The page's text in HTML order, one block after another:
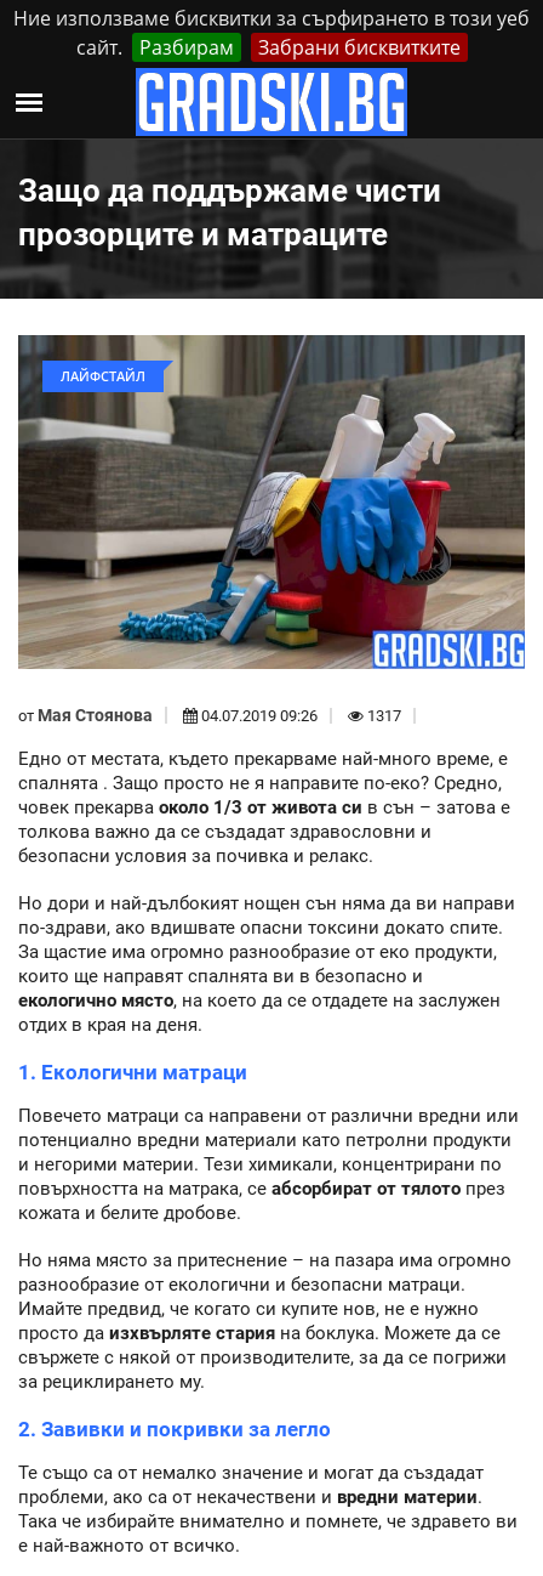
Ние използваме бисквитки за сърфирането в този уеб
сайт.
Разбирам Забрани бисквитките
Четвъртък, 6 Август, 2026 Реклама Контакти
Защо да поддържаме чисти
прозорците и матраците
ЛАЙФСТАЙЛ
от Мая Стоянова 04.07.2019 09:26 1317
Едно от местата, където прекарваме най-много време, е
спалнята . Защо просто не я направите по-еко? Средно,
човек прекарва около 1/3 от живота си в сън – затова е
толкова важно да се създадат здравословни и
безопасни условия за почивка и релакс.
Но дори и най-дълбокият нощен сън няма да ви направи
по-здрави, ако вдишвате опасни токсини докато спите.
За щастие има огромно разнообразие от еко продукти,
които ще направят спалнята ви в безопасно и
екологично място, на което да се отдадете на заслужен
отдих в края на деня.
1. Екологични матраци
Повечето матраци са направени от различни вредни или
потенциално вредни материали като петролни продукти
и негорими материи. Тези химикали, концентрирани по
повърхността на матрака, се абсорбират от тялото през
кожата и белите дробове.
Но няма място за притеснение – на пазара има огромно
разнообразие от екологични и безопасни матраци.
Имайте предвид, че когато си купите нов, не е нужно
просто да изхвърляте стария на боклука. Можете да се
свържете с някой от производителите, за да се погрижи
за рециклирането му.
2. Завивки и покривки за легло
Те също са от немалко значение и могат да създадат
проблеми, ако са от некачествени и вредни материи.
Така че избирайте внимателно и помнете, че здравето ви
е най-важното от всичко.